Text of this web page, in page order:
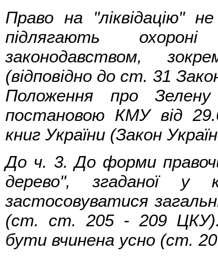
Право на "ліквідацію"
підлягають
законодавством,
(відповідно до ст. 31
Положення про Зелену
постановою КМУ від
книг України (Закон
До ч. 3. До форми
дерево", згаданої у
застосовуватися
(ст. ст. 205 - 209 ЦКУ).
бути вчинена усно (ст.